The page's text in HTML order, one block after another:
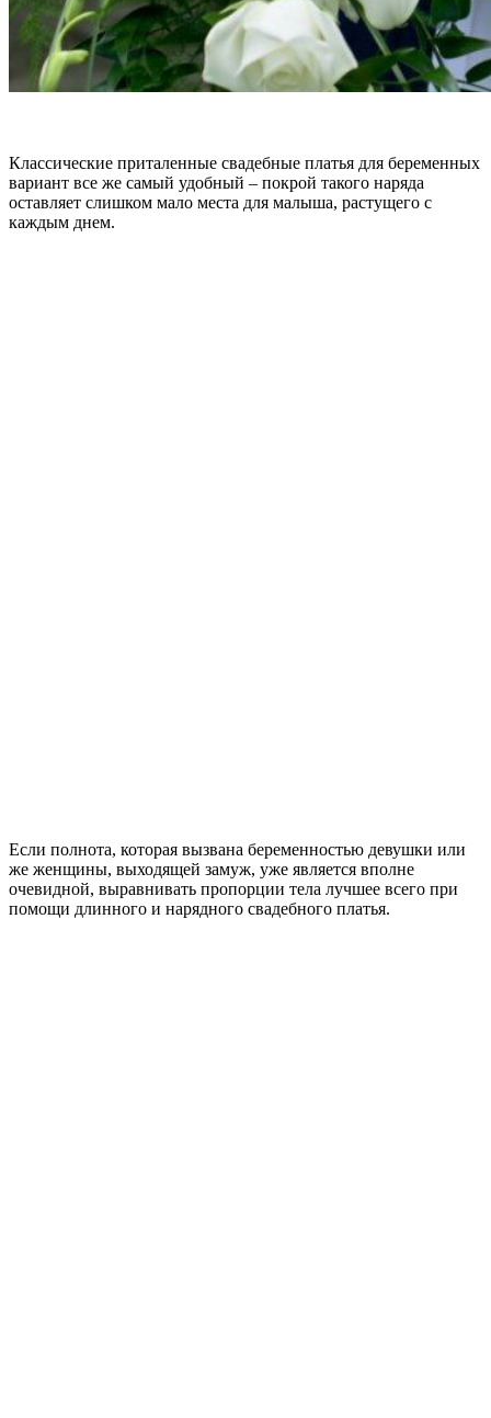
Классические приталенные свадебные платья для беременных
вариант все же самый удобный – покрой такого наряда
оставляет слишком мало места для малыша, растущего с
каждым днем.
Если полнота, которая вызвана беременностью девушки или
же женщины, выходящей замуж, уже является вполне
очевидной, выравнивать пропорции тела лучшее всего при
помощи длинного и нарядного свадебного платья.